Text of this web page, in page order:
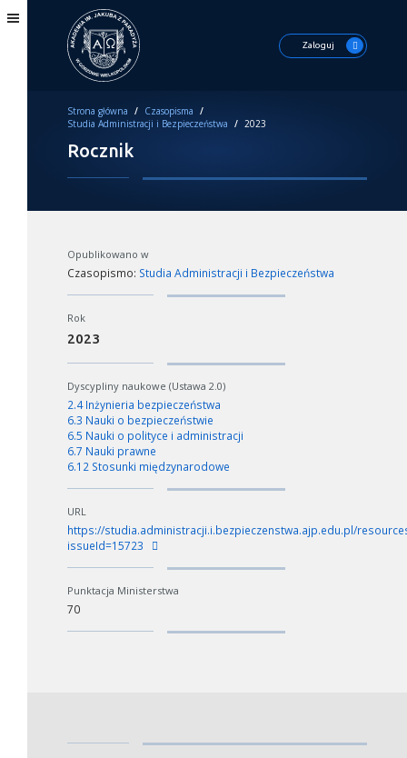
Zaloguj
Strona główna / Czasopisma /
Studia Administracji i Bezpieczeństwa / 2023
Rocznik
Opublikowano w
Czasopismo: Studia Administracji i Bezpieczeństwa
Rok
2023
Dyscypliny naukowe (Ustawa 2.0)
2.4 Inżynieria bezpieczeństwa
6.3 Nauki o bezpieczeństwie
6.5 Nauki o polityce i administracji
6.7 Nauki prawne
6.12 Stosunki międzynarodowe
URL
https://studia.administracji.i.bezpieczenstwa.ajp.edu.pl/
issueId=15723
Punktacja Ministerstwa
70